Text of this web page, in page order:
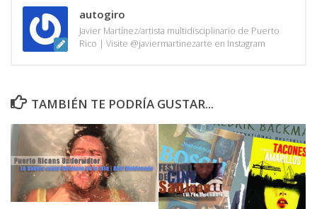
autogiro
Javier Martínez/artista multidisciplinario de Puerto
Rico | Visite @javiermartinezarte en Instagram
TAMBIÉN TE PODRÍA GUSTAR...